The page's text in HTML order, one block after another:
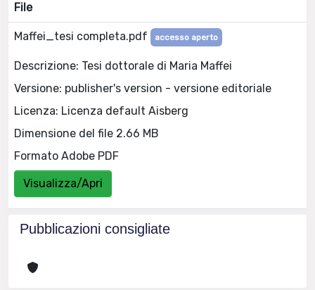
File
Maffei_tesi completa.pdf accesso aperto
Descrizione: Tesi dottorale di Maria Maffei
Versione: publisher's version - versione editoriale
Licenza: Licenza default Aisberg
Dimensione del file 2.66 MB
Formato Adobe PDF
Visualizza/Apri
Pubblicazioni consigliate